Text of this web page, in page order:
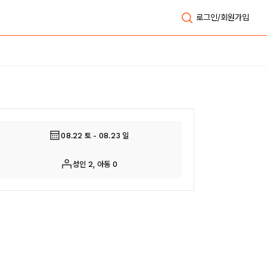
로그인/회원가입
08.22 토 - 08.23 일
성인 2, 아동 0